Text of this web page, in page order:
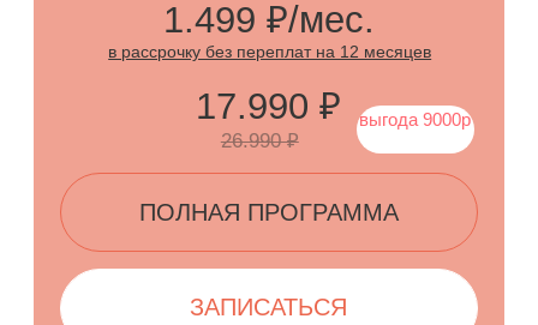
описанием процессов
скачивания
Обратная связь и поддержка от куратора
пирожных
16
Модуль с рекомендациями
по инвентарю и ингредиентам